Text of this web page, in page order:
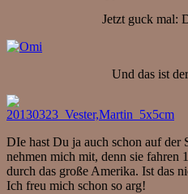
Jetzt guck mal:
Und das ist
DIe hast Du ja auch schon auf der
nehmen mich mit, denn sie fahren
durch das große Amerika. Ist das
Ich freu mich schon so arg!